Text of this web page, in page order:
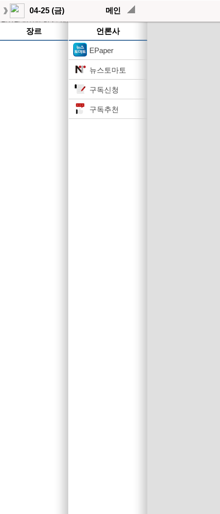
04-25 (금) 메인
장르 언론사
EPaper
뉴스토마토
구독신청
구독추천
작성된 기사가 없습니다.